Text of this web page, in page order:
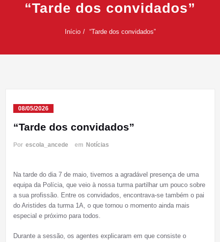
“Tarde dos convidados”
Início “Tarde dos convidados”
08/05/2026
“Tarde dos convidados”
Por escola_ancede em Notícias
Na tarde do dia 7 de maio, tivemos a agradável presença de uma
equipa da Polícia, que veio à nossa turma partilhar um pouco sobre
a sua profissão. Entre os convidados, encontrava-se também o pai
do Aristides da turma 1A, o que tornou o momento ainda mais
especial e próximo para todos.
Durante a sessão, os agentes explicaram em que consiste o